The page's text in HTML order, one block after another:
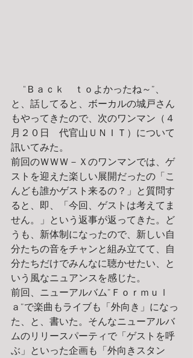
"Ｂａｃｋ　ｔｏよかったね～”、
と、話してると、ボーカルの城戸さん
もやってきたので、次のワンマン（４
月２０日　代官山ＵＮＩＴ）について
訊いてみた。
前回のＷＷＷ－Ｘのワンマンでは、ゲ
ストを迎えた楽しい展開だったの「こ
んども誰かゲスト来るの？」と質問す
ると、即、「今回、ゲストは考えてま
せん。」という返事が返ってきた。ど
うも、新体制になったので、新しい自
分たちの音をチャンと組み立てて、自
分たちだけでみんなに聴かせたい、と
いう風なニュアンスを感じた。
前回、ニューアルバム”Ｆｏｒｍｕｌ
ａ”で楽曲もライブも「外向き」になっ
た、と、書いた。そんなニューアルバ
ムのリリースパーティで「ゲストを呼
ぶ」といった企画も「外向きスタン